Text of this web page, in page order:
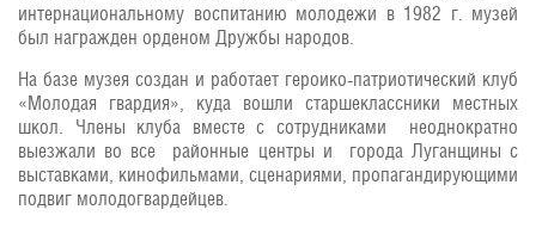
интернациональному воспитанию молодежи в 1982 г. музей
был награжден орденом Дружбы народов.
На базе музея создан и работает героико-патриотический клуб
«Молодая гвардия», куда вошли старшеклассники местных
школ. Члены клуба вместе с сотрудниками неоднократно
выезжали во все районные центры и города Луганщины с
выставками, кинофильмами, сценариями, пропагандирующими
подвиг молодогвардейцев.